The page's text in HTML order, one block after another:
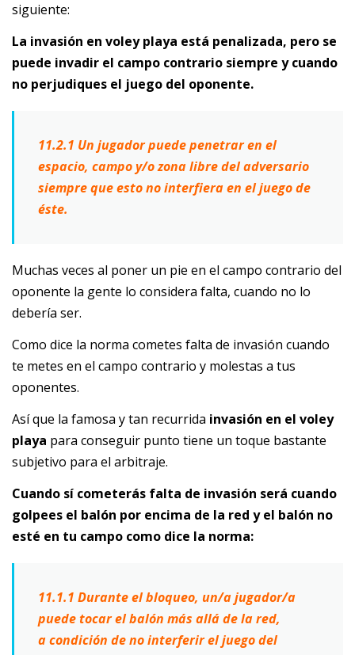
siguiente:
La invasión en voley playa está penalizada, pero se
puede invadir el campo contrario siempre y cuando
no perjudiques el juego del oponente.
11.2.1 Un jugador puede penetrar en el
espacio, campo y/o zona libre del adversario
siempre que esto no interfiera en el juego de
éste.
Muchas veces al poner un pie en el campo contrario del
oponente la gente lo considera falta, cuando no lo
debería ser.
Como dice la norma cometes falta de invasión cuando
te metes en el campo contrario y molestas a tus
oponentes.
Así que la famosa y tan recurrida invasión en el voley
playa para conseguir punto tiene un toque bastante
subjetivo para el arbitraje.
Cuando sí cometerás falta de invasión será cuando
golpees el balón por encima de la red y el balón no
esté en tu campo como dice la norma:
11.1.1 Durante el bloqueo, un/a jugador/a
puede tocar el balón más allá de la red,
acondición de no interferir el juego del